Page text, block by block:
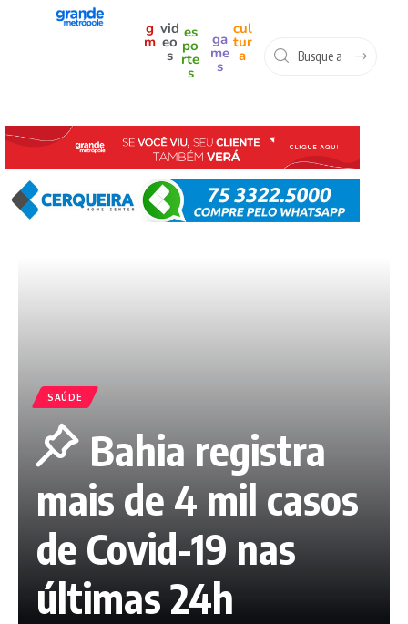
g
m
vid
eo
s
es
po
rte
s
ga
me
s
cul
tur
a
SAÚDE
Bahia registra
mais de 4 mil casos
de Covid-19 nas
últimas 24h